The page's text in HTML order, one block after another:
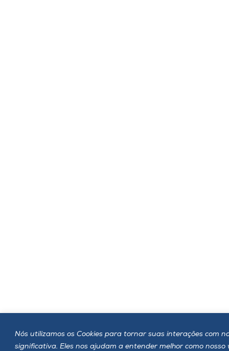
Nós utilizamos os Cookies para tornar suas interações com
significativa. Eles nos ajudam a entender melhor como nosso